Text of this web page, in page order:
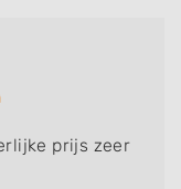
prijs zeer